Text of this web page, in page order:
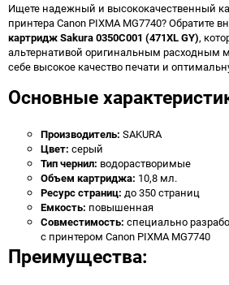
Ищете надежный и высококачественный
принтера Canon PIXMA MG7740? Обратите
картридж Sakura 0350C001 (471XL GY),
альтернативой оригинальным расходным
себе высокое качество печати и
Основные
Производитель: SAKURA
Цвет: серый
Тип чернил: водорастворимые
Объем картриджа: 10,8 мл.
Ресурс страниц: до 350 страниц
Емкость: повышенная
Совместимость: специально
с принтером Canon PIXMA MG7740
Преимущества: